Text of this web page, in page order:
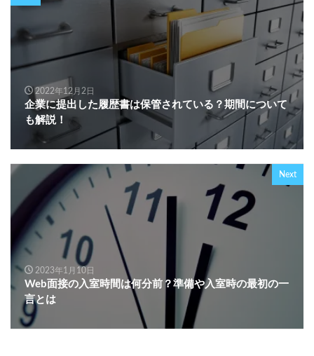
2022年12月2日
企業に提出した履歴書は保管されている？期間について
も解説！
Next
2023年1月10日
Web面接の入室時間は何分前？準備や入室時の最初の一
言とは